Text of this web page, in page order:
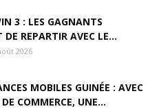
3 : LES GAGNANTS
REPARTIR AVEC LE...
2026
MOBILES GUINÉE : AVEC
COMMERCE, UNE...